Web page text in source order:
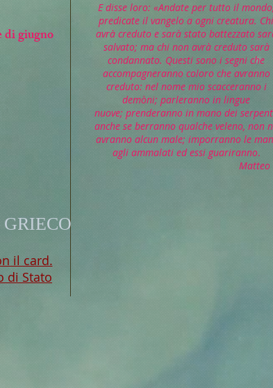
di giugno
il card.
di Stato
E disse loro: «Andate per tutto il mondo,
predicate il vangelo a ogni creatura. Chi
avrà creduto e sarà stato battezzato
salvato; ma chi non avrà creduto sarà
condannato. Questi sono i segni che
accompagneranno coloro che avranno
creduto: nel nome mio scacceranno i
demòni; parleranno in lingue
nuove; prenderanno in mano dei
anche se berranno qualche veleno, non
avranno alcun male; imporranno le
agli ammalati ed essi guariranno.
Matteo